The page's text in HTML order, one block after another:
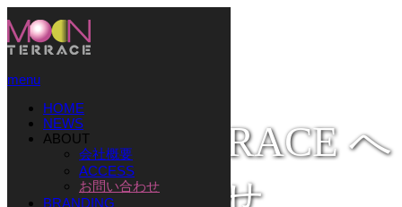
menu
HOME
NEWS
ABOUT
会社概要
ACCESS
お問い合わせ
BRANDING
MOON TERRACE へ